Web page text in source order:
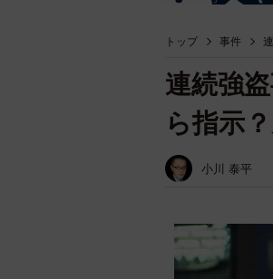
トップ 事件
連続強
ら指示
小川 泰平